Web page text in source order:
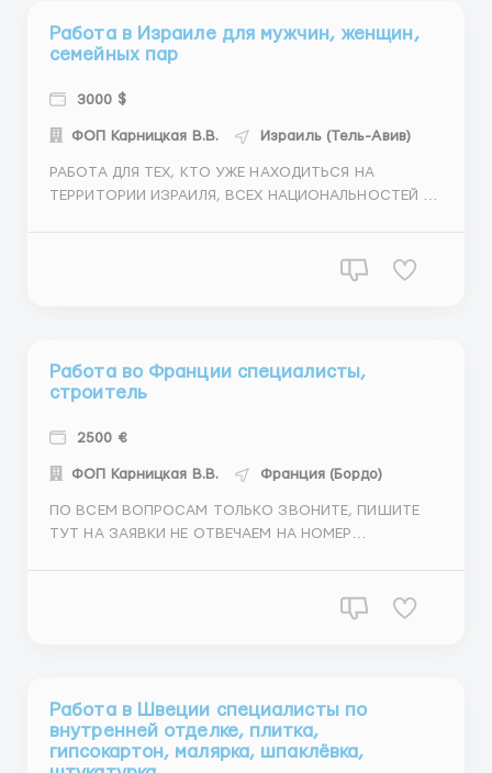
Работа в Израиле для мужчин, женщин,
семейных пар
3000 $
ФОП Карницкая В.В. Израиль (Тель-Авив)
РАБОТА ДЛЯ ТЕХ, КТО УЖЕ НАХОДИТЬСЯ НА
ТЕРРИТОРИИ ИЗРАИЛЯ, ВСЕХ НАЦИОНАЛЬНОСТЕЙ И
+380677573770, также этот номер привязан к
Работа во Франции специалисты,
строитель
2500 €
ФОП Карницкая В.В. Франция (Бордо)
ПО ВСЕМ ВОПРОСАМ ТОЛЬКО ЗВОНИТЕ, ПИШИТЕ
ТУТ НА ЗАЯВКИ НЕ ОТВЕЧАЕМ НА НОМЕР
Работа в Швеции специалисты по
внутренней отделке, плитка,
гипсокартон, малярка, шпаклёвка,